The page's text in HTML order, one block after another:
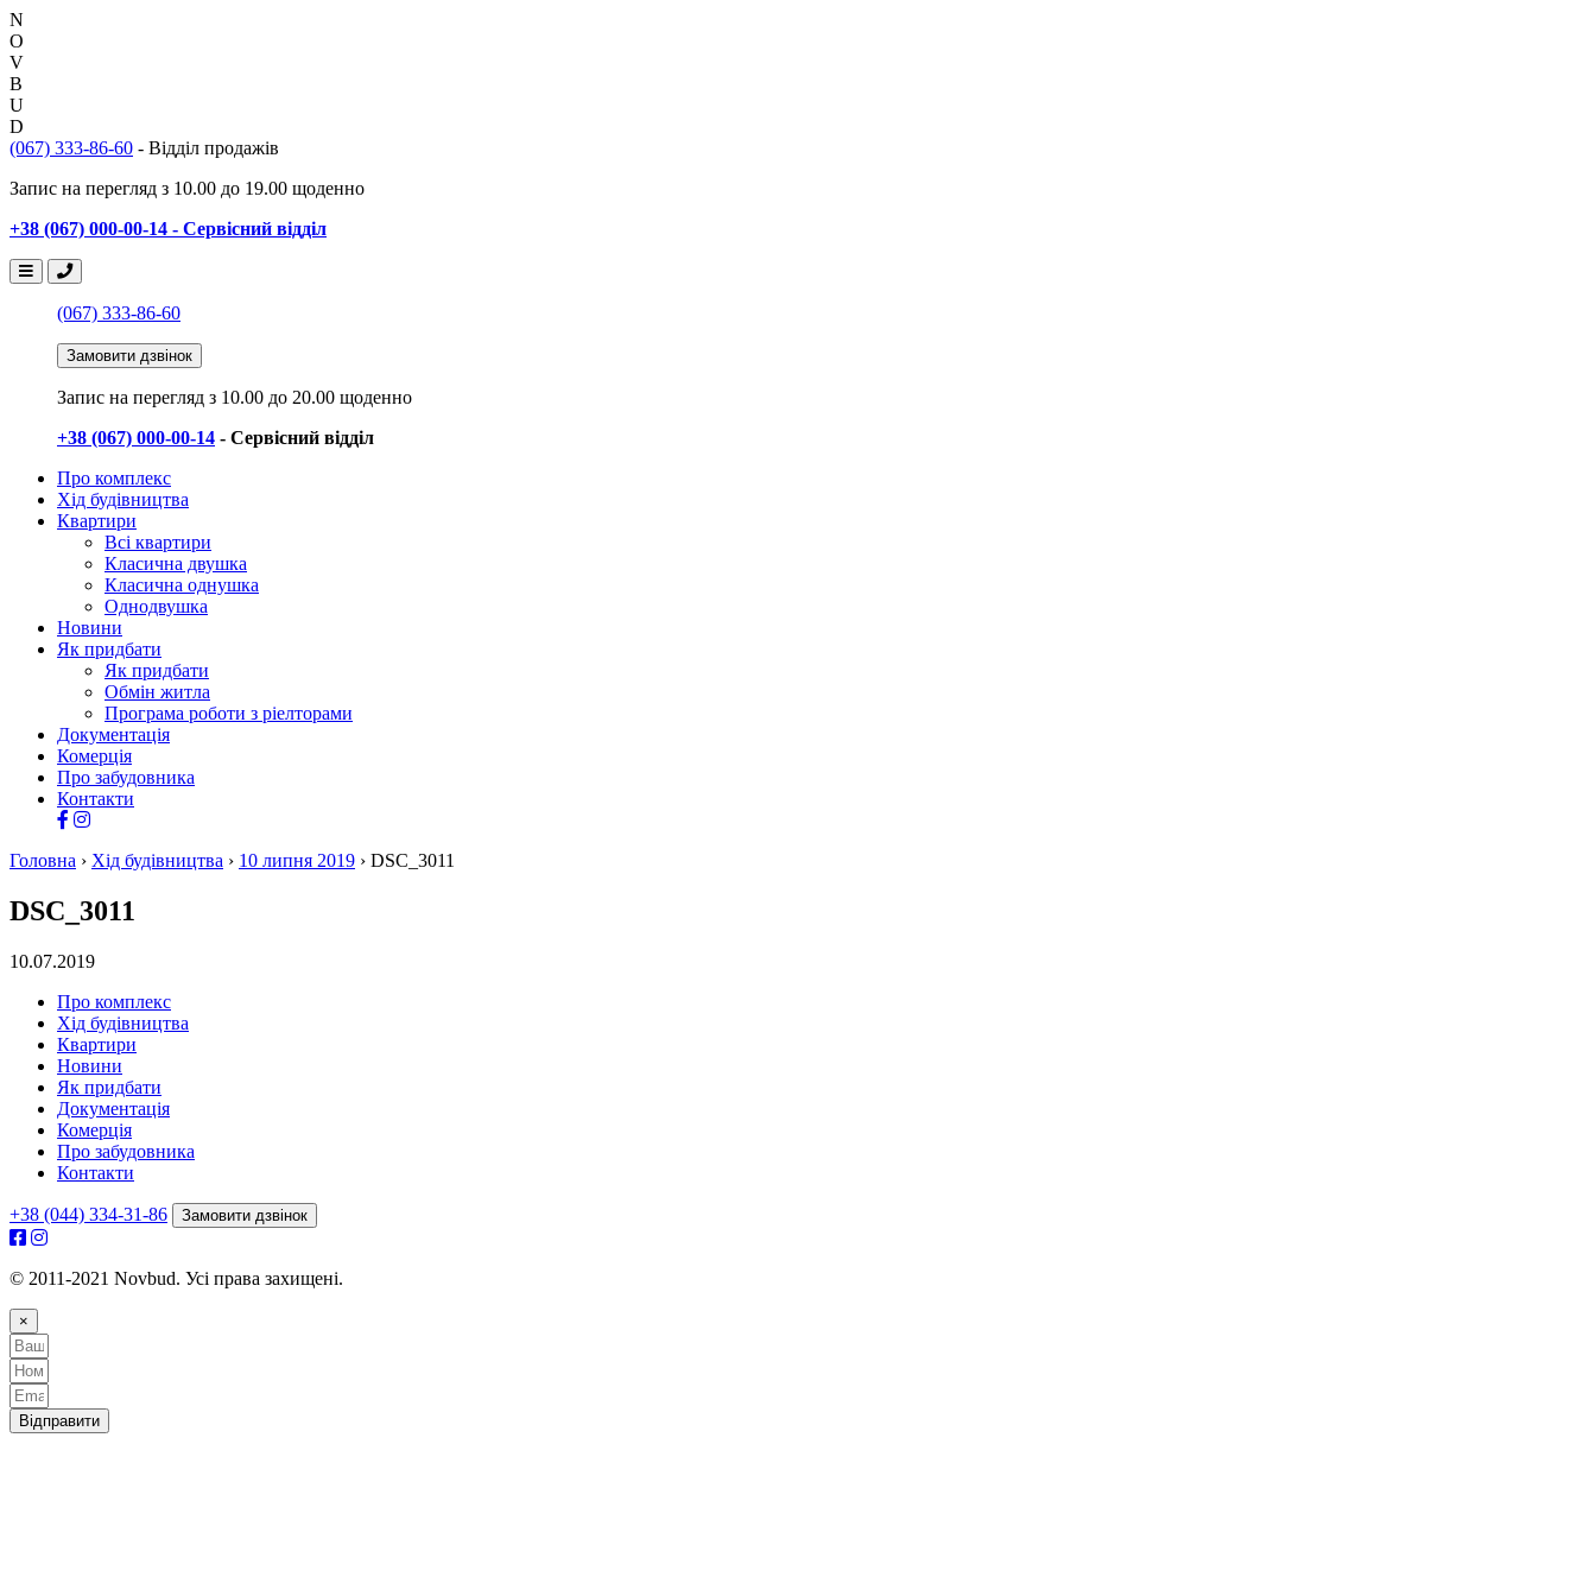
N
O
V
B
U
D
(067) 333-86-60 - Відділ продажів
Запис на перегляд з 10.00 до 19.00 щоденно
+38 (067) 000-00-14 - Сервісний відділ
(067) 333-86-60
Замовити дзвінок
Запис на перегляд з 10.00 до 20.00 щоденно
+38 (067) 000-00-14 - Сервісний відділ
Про комплекс
Хід будівництва
Квартири
Всі квартири
Класична двушка
Класична однушка
Однодвушка
Новини
Як придбати
Як придбати
Обмін житла
Програма роботи з ріелторами
Документація
Комерція
Про забудовника
Контакти
Головна › Хід будівництва › 10 липня 2019 › DSC_3011
DSC_3011
10.07.2019
Про комплекс
Хід будівництва
Квартири
Новини
Як придбати
Документація
Комерція
Про забудовника
Контакти
+38 (044) 334-31-86 Замовити дзвінок
© 2011-2021 Novbud. Усі права захищені.
×
Відправити